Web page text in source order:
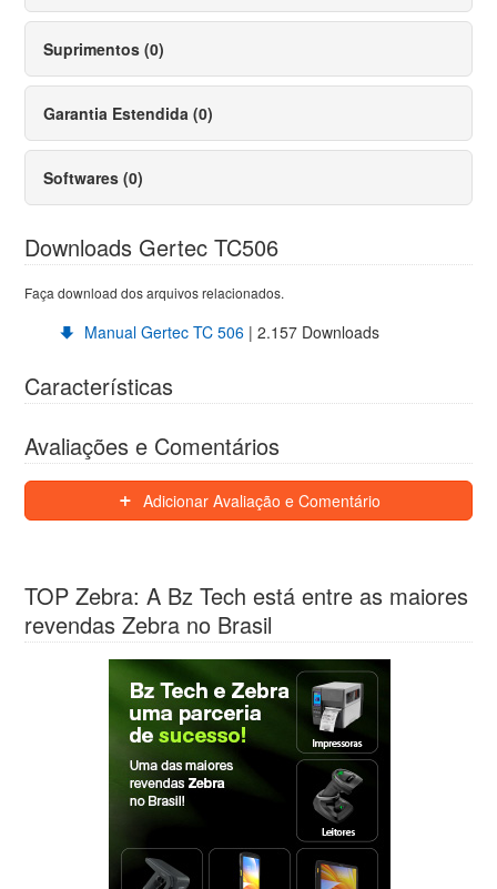
Suprimentos (0)
Garantia Estendida (0)
Softwares (0)
Downloads Gertec TC506
Faça download dos arquivos relacionados.
Manual Gertec TC 506| 2.157 Downloads
Características
Avaliações e Comentários
Adicionar Avaliação e Comentário
TOP Zebra: A Bz Tech está entre as maiores
revendas Zebra no Brasil